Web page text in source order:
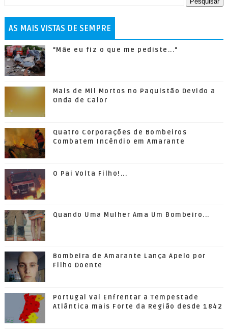
AS MAIS VISTAS DE SEMPRE
"Mãe eu fiz o que me pediste..."
Mais de Mil Mortos no Paquistão Devido a
Onda de Calor
Quatro Corporações de Bombeiros
Combatem Incêndio em Amarante
O Pai Volta Filho!...
Quando Uma Mulher Ama Um Bombeiro...
Bombeira de Amarante Lança Apelo por
Filho Doente
Portugal Vai Enfrentar a Tempestade
Atlântica mais Forte da Região desde 1842